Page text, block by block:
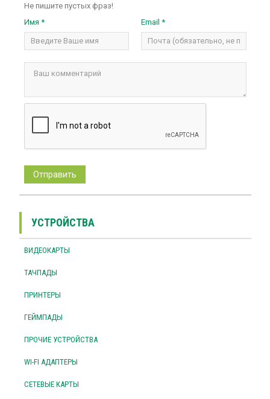
Не пишите пустых фраз!
Имя *
Email *
УСТРОЙСТВА
ВИДЕОКАРТЫ
ТАЧПАДЫ
ПРИНТЕРЫ
ГЕЙМПАДЫ
ПРОЧИЕ УСТРОЙСТВА
WI-FI АДАПТЕРЫ
СЕТЕВЫЕ КАРТЫ